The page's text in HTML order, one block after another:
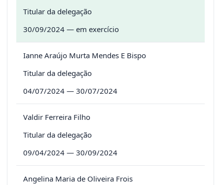
Titular da delegação
30/09/2024 — em exercício
Ianne Araújo Murta Mendes E Bispo
Titular da delegação
04/07/2024 — 30/07/2024
Valdir Ferreira Filho
Titular da delegação
09/04/2024 — 30/09/2024
Angelina Maria de Oliveira Frois